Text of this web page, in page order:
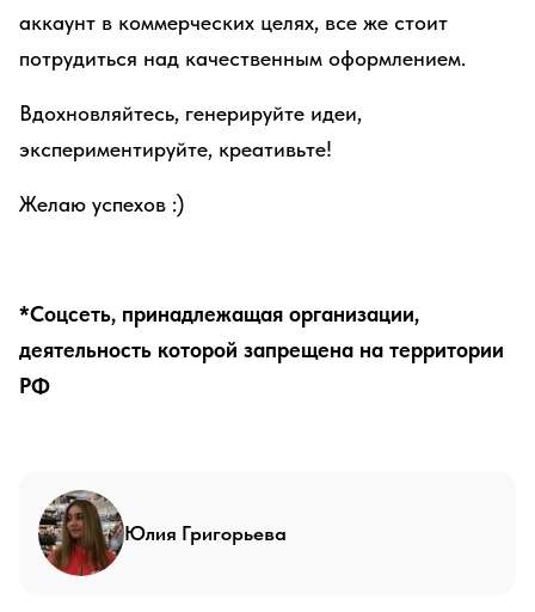
аккаунт в коммерческих целях, все же стоит
потрудиться над качественным оформлением.
Вдохновляйтесь, генерируйте идеи,
экспериментируйте, креативьте!
Желаю успехов :)
*Соцсеть, принадлежащая организации,
деятельность которой запрещена на территории
РФ
Юлия Григорьева